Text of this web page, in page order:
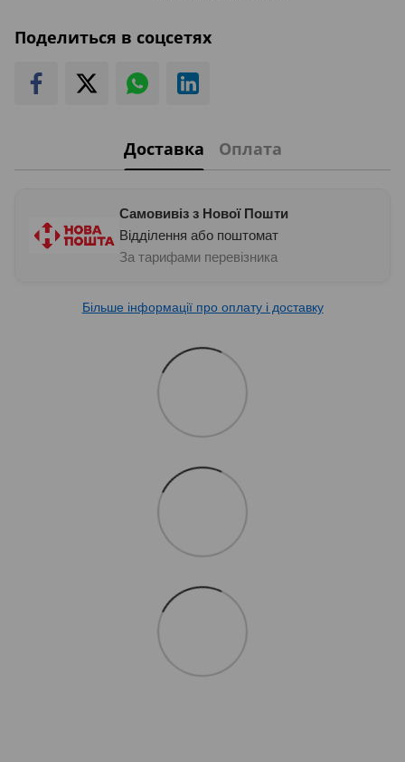
Поделиться в соцсетях
Доставка Оплата
Самовивіз з Нової Пошти
Відділення або поштомат
За тарифами перевізника
Більше інформації про оплату і доставку